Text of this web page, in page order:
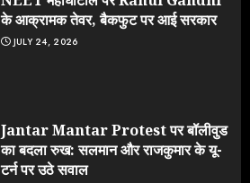
के आक्रामक तेवर, बैकफुट पर आई सरकार
JULY 24, 2026
Jantar Mantar Protest पर बॉलीवुड
का बदला रुख: सलमान और राजकुमार के यू-
टर्न पर उठे सवाल